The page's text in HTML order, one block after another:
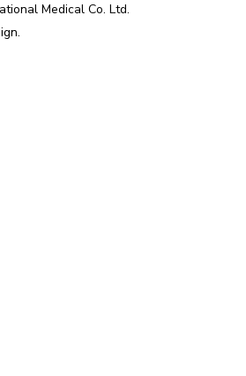
Medical Co. Ltd.
.